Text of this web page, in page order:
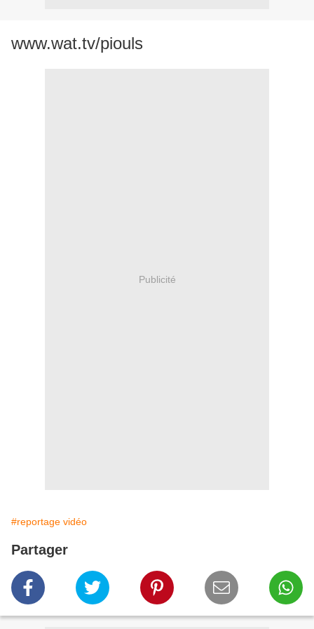
www.wat.tv/piouls
Publicité
#reportage vidéo
Partager